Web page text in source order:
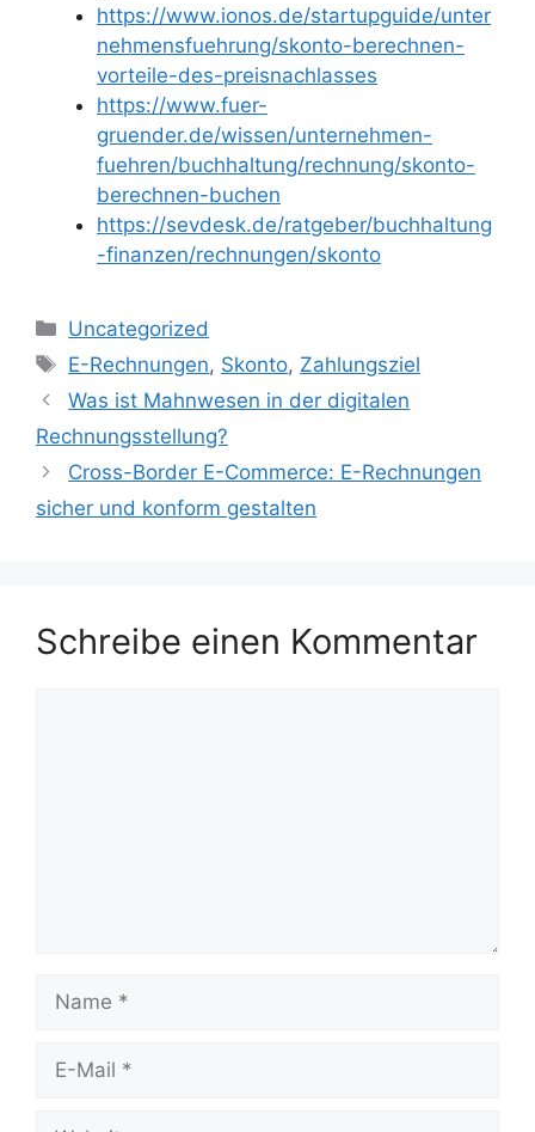
https://www.ionos.de/startupguide/unter
nehmensfuehrung/skonto-berechnen-
vorteile-des-preisnachlasses
https://www.fuer-
gruender.de/wissen/unternehmen-
fuehren/buchhaltung/rechnung/skonto-
berechnen-buchen
https://sevdesk.de/ratgeber/buchhaltung
-finanzen/rechnungen/skonto
Kategorien
Uncategorized
Schlagwörter
E-Rechnungen, Skonto, Zahlungsziel
Was ist Mahnwesen in der digitalen
Rechnungsstellung?
Cross-Border E-Commerce: E-Rechnungen
sicher und konform gestalten
Schreibe einen Kommentar
Name
Website